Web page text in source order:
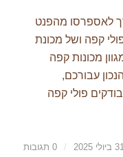
לאספרסו מהפנט
קפה ושל מכונת
מכונות קפה
עבורכם,
פולי קפה
2025
/ 0 תגובות